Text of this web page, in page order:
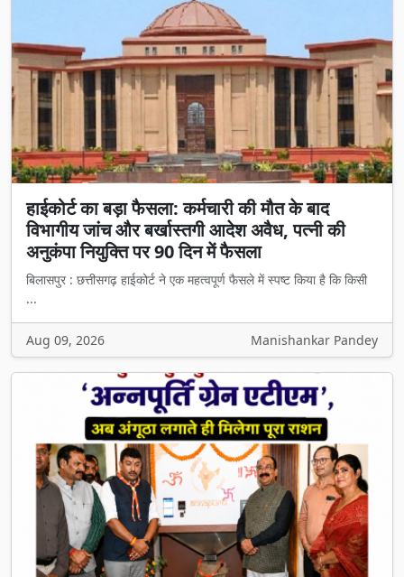
हाईकोर्ट का बड़ा फैसला: कर्मचारी की मौत के बाद
विभागीय जांच और बर्खास्तगी आदेश अवैध, पत्नी की
अनुकंपा नियुक्ति पर 90 दिन में फैसला
बिलासपुर : छत्तीसगढ़ हाईकोर्ट ने एक महत्वपूर्ण फैसले में स्पष्ट किया है कि किसी
...
Aug 09, 2026 Manishankar Pandey